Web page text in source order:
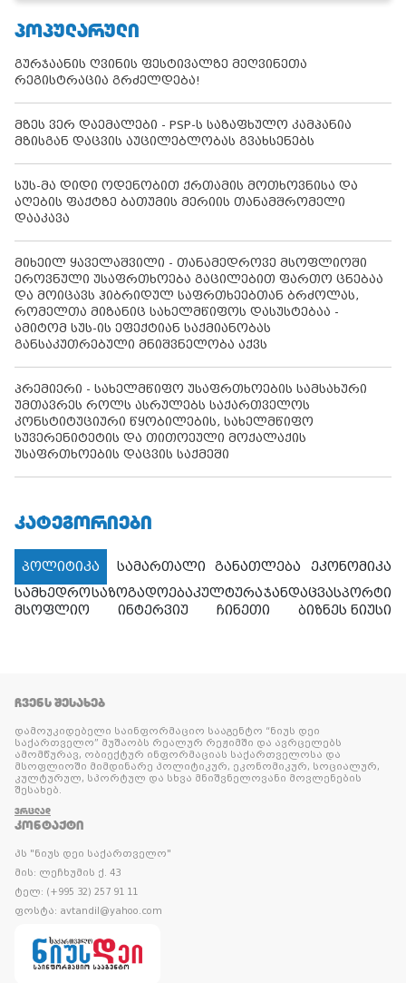
ᲞᲝᲞᲣᲚᲐᲠᲣᲚᲘ
გურჯაანის ღვინის ფესტივალზე მეღვინეთა
რეგისტრაცია გრძელდება!
მზეს ვერ დაემალები - PSP-ს საზაფხულო კამპანია
მზისგან დაცვის აუცილებლობას გვახსენებს
სუს-მა დიდი ოდენობით ქრთამის მოთხოვნისა და
აღების ფაქტზე ბათუმის მერიის თანამშრომელი
დააკავა
მიხეილ ყაველაშვილი - თანამედროვე მსოფლიოში
ეროვნული უსაფრთხოება გაცილებით ფართო ცნებაა
და მოიცავს ჰიბრიდულ საფრთხეებთან ბრძოლას,
რომელთა მიზანიც სახელმწიფოს დასუსტებაა -
ამიტომ სუს-ის ეფექტიან საქმიანობას
განსაკუთრებული მნიშვნელობა აქვს
პრემიერი - სახელმწიფო უსაფრთხოების სამსახური
უმთავრეს როლს ასრულებს საქართველოს
კონსტიტუციური წყობილების, სახელმწიფო
სუვერენიტეტის და თითოეული მოქალაქის
უსაფრთხოების დაცვის საქმეში
ᲙᲐᲢᲔᲒᲝᲠᲘᲔᲑᲘ
პოლიტიკა სამართალი განათლება
ეკონომიკა
სამხედროსაზოგადოებაკულტურაჯანდაცვასპორტი
მსოფლიო
ინტერვიუ ჩინეთი ბიზნეს ნიუსი
ᲩᲕᲔᲜᲡ ᲨᲔᲡᲐᲮᲔᲑ
დამოუკიდებელი საინფორმაციო სააგენტო “ნიუს დეი
საქართველო” მუშაობს რეალურ რეჟიმში და ავრცელებს
ამომწურავ, ობიექტურ ინფორმაციას საქართველოსა და
მსოფლიოში მიმდინარე პოლიტიკურ, ეკონომიკურ, სოციალურ,
კულტურულ, სპორტულ და სხვა მნიშვნელოვანი მოვლენების
შესახებ.
ᲕᲠᲪᲚᲐᲓ
ᲙᲝᲜᲢᲐᲥᲢᲘ
პს "ნიუს დეი საქართველო"
მის: ლეჩხუმის ქ. 43
ტელ: (+995 32) 257 91 11
ფოსტა: avtandil@yahoo.com